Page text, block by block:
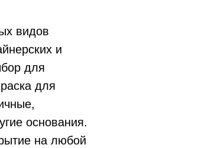
видов
и
для
для
основания.
на любой